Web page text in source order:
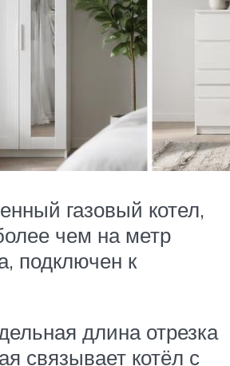
газовый котел,
чем на метр
подключен к
длина отрезка
связывает котёл с